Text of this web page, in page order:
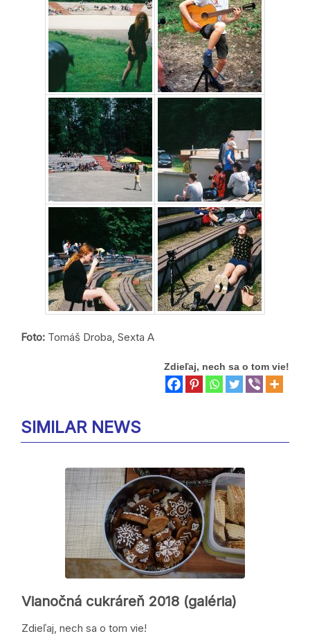
Foto: Tomáš Droba, Sexta A
Zdieľaj, nech sa o tom vie!
SIMILAR NEWS
Vianočná cukráreň 2018 (galéria)
Zdieľaj, nech sa o tom vie!